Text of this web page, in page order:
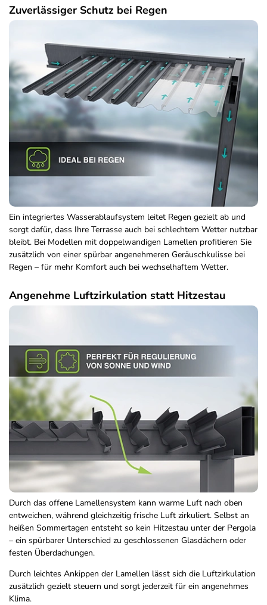
Zuverlässiger Schutz bei Regen
Ein integriertes Wasserablaufsystem leitet Regen gezielt ab und
sorgt dafür, dass Ihre Terrasse auch bei schlechtem Wetter nutzbar
bleibt. Bei Modellen mit doppelwandigen Lamellen profitieren Sie
zusätzlich von einer spürbar angenehmeren Geräuschkulisse bei
Regen – für mehr Komfort auch bei wechselhaftem Wetter.
Angenehme Luftzirkulation statt Hitzestau
Durch das offene Lamellensystem kann warme Luft nach oben
entweichen, während gleichzeitig frische Luft zirkuliert. Selbst an
heißen Sommertagen entsteht so kein Hitzestau unter der Pergola
– ein spürbarer Unterschied zu geschlossenen Glasdächern oder
festen Überdachungen.
Durch leichtes Ankippen der Lamellen lässt sich die Luftzirkulation
zusätzlich gezielt steuern und sorgt jederzeit für ein angenehmes
Klima.